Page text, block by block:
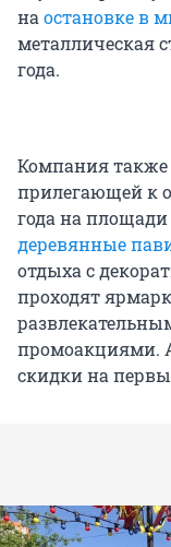
наостановке в
металлическая
года.
Компания также
прилегающей к
года на
деревянные
отдыха с
проходят
промоакциями.
скидки на